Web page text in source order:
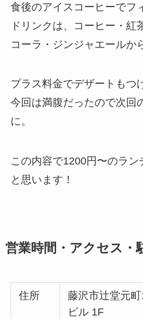
食後のアイスコーヒーでフ
ドリンクは、コーヒー・紅
コーラ・ジンジャエールか
プラス料金でデザートもつ
今回は満腹だったので次回
に。
この内容で1200円〜のラ
と思います！
営業時間・アクセス・
住所
藤沢市辻堂元
ビル 1F